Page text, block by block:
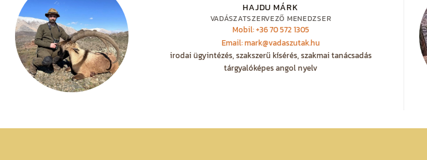
HAJDU MÁRK
VADÁSZATSZERVEZŐ MENEDZSER
Mobil: +36 70 572 1305
Email: mark@vadaszutak.hu
irodai ügyintézés, szakszerű kísérés, szakmai tanácsadás
tárgyalóképes angol nyelv